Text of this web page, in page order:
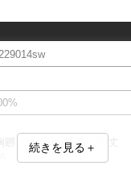
廻り/胴廻り/腰廻り/裄丈
続きを見る＋